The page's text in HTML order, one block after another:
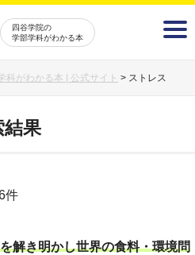
四谷学院の
学部学科がわかる本
科がわかる本 | 公式サイト > ストレス
結果
件
解き明かし世界の食料・環境問